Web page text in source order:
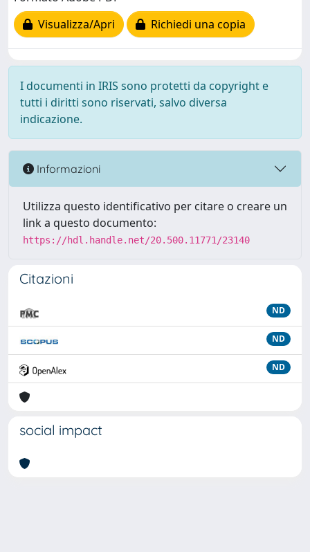
Visualizza/Apri
Richiedi una copia
I documenti in IRIS sono protetti da copyright e
tutti i diritti sono riservati, salvo diversa
indicazione.
Informazioni
Utilizza questo identificativo per citare o creare un
link a questo documento:
https://hdl.handle.net/20.500.11771/23140
Citazioni
ND
ND
ND
social impact